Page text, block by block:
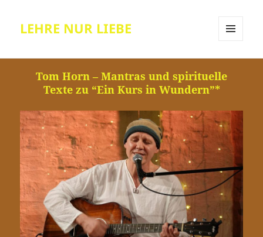
LEHRE NUR LIEBE
Tom Horn – Mantras und spirituelle
Texte zu “Ein Kurs in Wundern”*